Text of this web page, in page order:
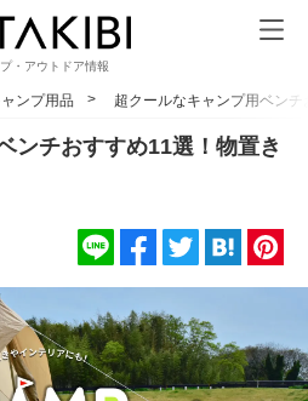
・アウトドア情報
ンプ用品 超クールなキャンプ用ベン
ンチおすすめ11選！物置き